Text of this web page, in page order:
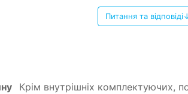
Питання та
Крім внутрішніх комплектуючих,